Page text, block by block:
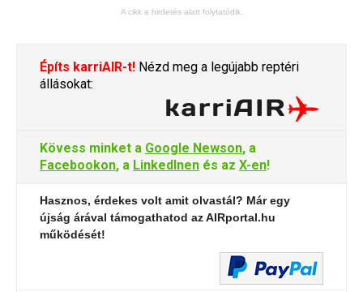
A cikk a hirdetés alatt folytatódik.
Építs karriAIR-t! Nézd meg a legújabb reptéri
állásokat:
Kövess minket a Google Newson, a
Facebookon, a LinkedInen és az X-en!
Hasznos, érdekes volt amit olvastál? Már egy
újság árával támogathatod az AIRportal.hu
működését!